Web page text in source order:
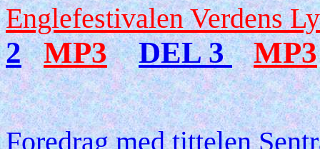
Englefestivalen Verdens
2 MP3 DEL 3 MP3
Foredrag med tittelen